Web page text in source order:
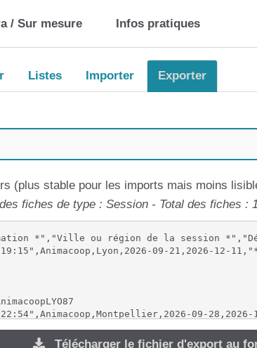
/ Sur mesure Infos pratiques
Listes Importer Exporter
(plus stable pour les imports mais moins
fiches de type : Session - Total des fiches :
*","Ville ou région de la session
09-21,2026-12-
09-28,2026-
Télécharger le fichier d'export au